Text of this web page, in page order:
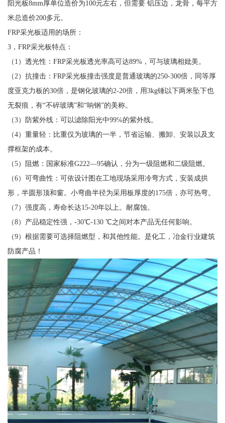
阳光板8mm厚单位造价为100元左右，但需要 铝压边，龙骨，每平方
米总造价200多元。
FRP采光板适用的场所：
3，FRP采光板特点：
（1）透光性：FRP采光板透光率高可达89%，可与玻璃相妣美。
（2）抗撞击：FRP采光板撞击强度是普通玻璃的250-300倍，同等厚
度亚克力板的30倍，是钢化玻璃的2-20倍，用3kg锤以下两米坠下也
无裂痕，有“不碎玻璃”和“响钢”的美称。
（3）防紫外线：可以滤除阳光中99℅的紫外线。
（4）重量轻：比重仅为玻璃的一半，节省运输、搬卸、安装以及支
撑框架的成本。
（5）阻燃：国家标准G222—95确认，分为一级阻燃和二级阻燃。
（6）可弯曲性：可依设计图在工地现场采用冷弯方式，安装成拱
形，半圆形顶和窗。小弯曲半径为采用板厚度的175倍，亦可热弯。
（7）强度高，寿命长达15-20年以上。耐腐蚀。
（8）产品稳定性强，-30℃-130 ℃之间对本产品无任何影响。
（9）根据需要可选择阻燃型，和其他性能。是化工，冶金行业建筑
防腐产品！